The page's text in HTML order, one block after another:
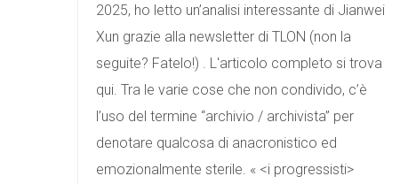
2025, ho letto un’analisi interessante di Jianwei
Xun grazie alla newsletter di TLON (non la
seguite? Fatelo!) . L'articolo completo si trova
qui. Tra le varie cose che non condivido, c’è
l’uso del termine “archivio / archivista” per
denotare qualcosa di anacronistico ed
emozionalmente sterile. « <i progressisti>